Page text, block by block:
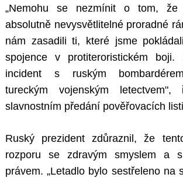
„Nemohu se nezmínit o tom, že
absolutně nevysvětlitelné proradné
nám zasadili ti, které jsme
spojence v protiteroristickém
incident s ruským
tureckým vojenským
slavnostním předání pověřovacích
Ruský prezident zdůraznil, že
rozporu se zdravým smyslem a s
právem. „Letadlo bylo sestřeleno na